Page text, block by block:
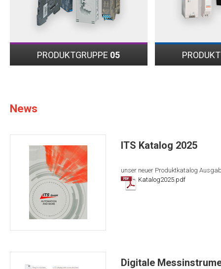
PRODUKTGRUPPE 05
News
ITS Katalog 2025
unser neuer Produktkatalog
Katalog2025.pdf
Digitale